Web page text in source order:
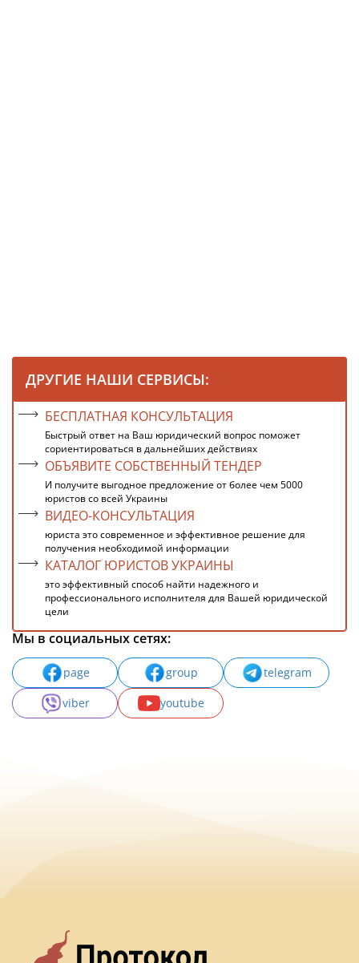
ДРУГИЕ НАШИ СЕРВИСЫ:
БЕСПЛАТНАЯ КОНСУЛЬТАЦИЯ
Быстрый ответ на Ваш юридический вопрос поможет
сориентироваться в дальнейших действиях
ОБЪЯВИТЕ СОБСТВЕННЫЙ ТЕНДЕР
И получите выгодное предложение от более чем 5000
юристов со всей Украины
ВИДЕО-КОНСУЛЬТАЦИЯ
юриста это современное и эффективное решение для
получения необходимой информации
КАТАЛОГ ЮРИСТОВ УКРАИНЫ
это эффективный способ найти надежного и
профессионального исполнителя для Вашей юридической
цели
Мы в социальных сетях:
page group
telegram
viber
youtube